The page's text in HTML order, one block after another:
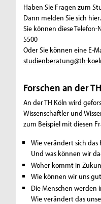
Haben Sie Fragen zum
Dann melden Sie sich hier.
Sie können diese
5500
Oder Sie können eine E-
studienberatung@th-
Forschen an der
An der TH Köln wird
Wissenschaftler und
zum Beispiel mit diesen
Wie verändert sich das
Und was können wir
Woher kommt in
Wie können wir uns
Die Menschen werden
Wie verändert das